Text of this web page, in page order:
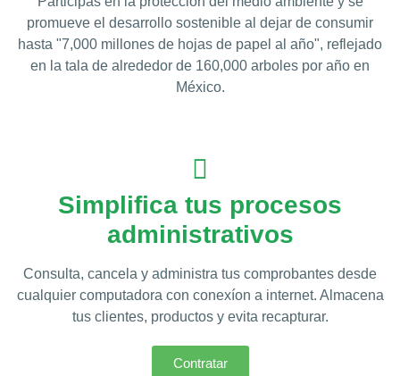
promueve el desarrollo sostenible al dejar de consumir
hasta "7,000 millones de hojas de papel al año", reflejado
en la tala de alrededor de 160,000 arboles por año en
México.
Simplifica tus procesos
administrativos
Consulta, cancela y administra tus comprobantes desde
cualquier computadora con conexíon a internet. Almacena
tus clientes, productos y evita recapturar.
Contratar